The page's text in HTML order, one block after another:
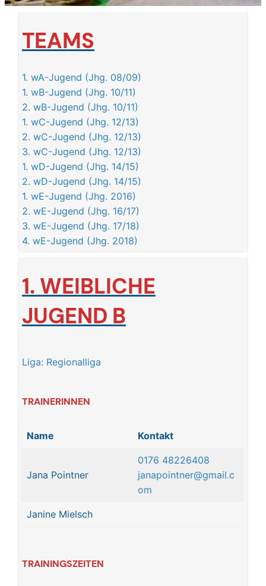
TEAMS
1. wA-Jugend (Jhg. 08/09)
1. wB-Jugend (Jhg. 10/11)
2. wB-Jugend (Jhg. 10/11)
1. wC-Jugend (Jhg. 12/13)
2. wC-Jugend (Jhg. 12/13)
3. wC-Jugend (Jhg. 12/13)
1. wD-Jugend (Jhg. 14/15)
2. wD-Jugend (Jhg. 14/15)
1. wE-Jugend (Jhg. 2016)
2. wE-Jugend (Jhg. 16/17)
3. wE-Jugend (Jhg. 17/18)
4. wE-Jugend (Jhg. 2018)
1. WEIBLICHE
JUGEND B
Liga: Regionalliga
TRAINERINNEN
Name Kontakt
Jana Pointner
0176 48226408
janapointner@gmail.c
om
Janine Mielsch
TRAININGSZEITEN